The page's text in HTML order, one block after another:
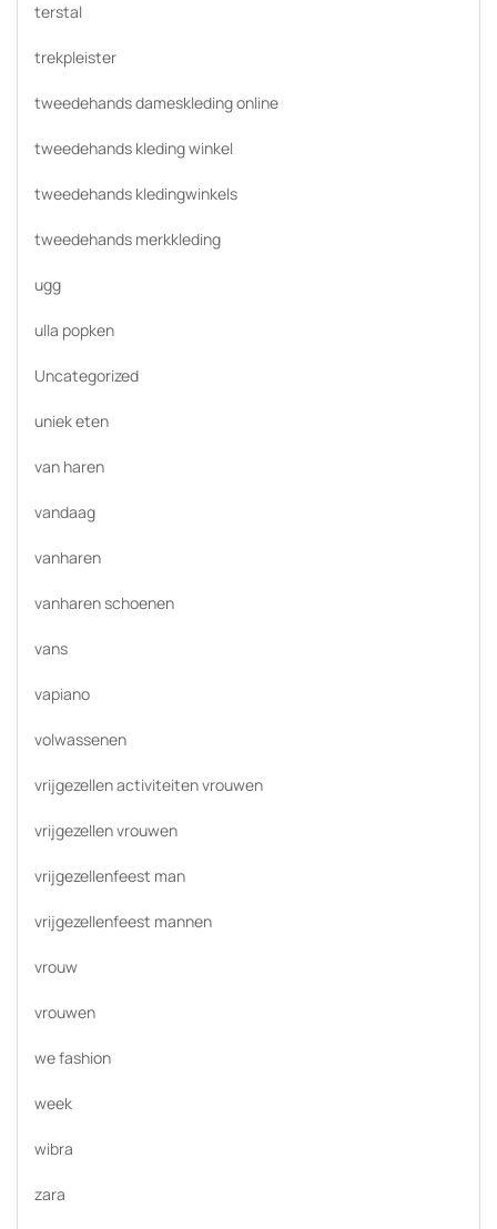
terstal
trekpleister
tweedehands dameskleding online
tweedehands kleding winkel
tweedehands kledingwinkels
tweedehands merkkleding
ugg
ulla popken
Uncategorized
uniek eten
van haren
vandaag
vanharen
vanharen schoenen
vans
vapiano
volwassenen
vrijgezellen activiteiten vrouwen
vrijgezellen vrouwen
vrijgezellenfeest man
vrijgezellenfeest mannen
vrouw
vrouwen
we fashion
week
wibra
zara